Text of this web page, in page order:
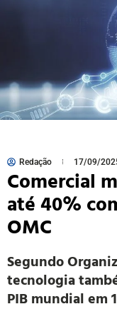
Redação 17/09/
Comercial
até 40%
OMC
Segundo
tecnologia
PIB mundial em